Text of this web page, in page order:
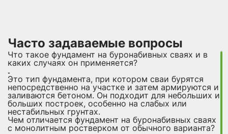
Часто задаваемые вопросы
Что такое фундамент на буронабивных сваях и в
каких случаях он применяется?
Это тип фундамента, при котором сваи бурятся
непосредственно на участке и затем армируются и
заливаются бетоном. Он подходит для небольших и
больших построек, особенно на слабых или
нестабильных грунтах.
Чем отличается фундамент на буронабивных сваях
с монолитным ростверком от обычного варианта?